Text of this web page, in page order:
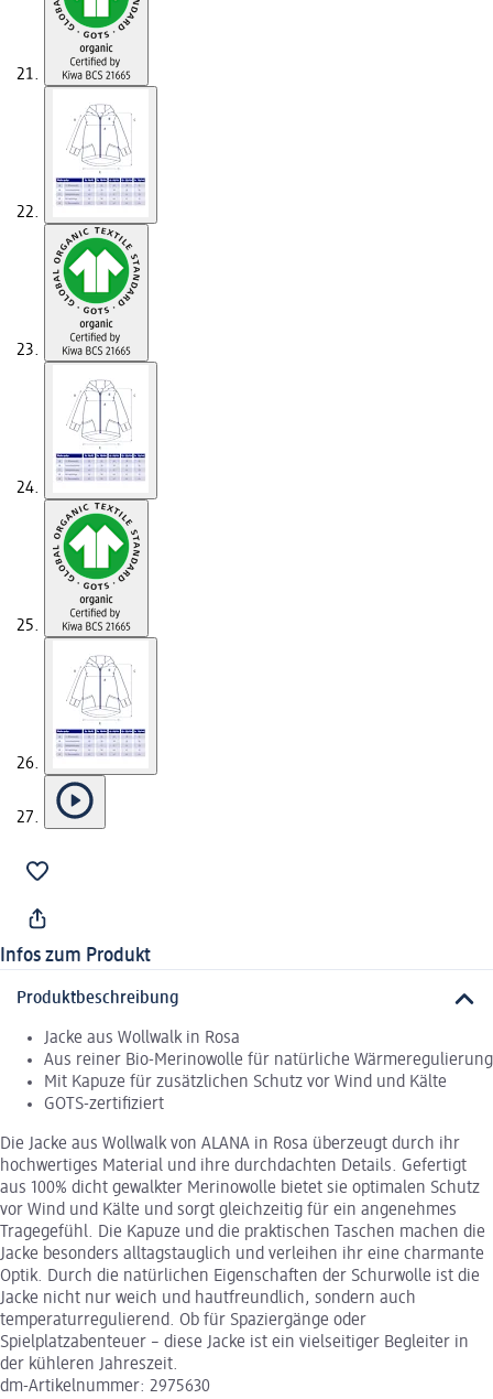
Infos zum Produkt
Produktbeschreibung
Jacke aus Wollwalk in Rosa
Aus reiner Bio-Merinowolle für natürliche Wärmeregulierung
Mit Kapuze für zusätzlichen Schutz vor Wind und Kälte
GOTS-zertifiziert
Die Jacke aus Wollwalk von ALANA in Rosa überzeugt durch ihr
hochwertiges Material und ihre durchdachten Details. Gefertigt
aus 100% dicht gewalkter Merinowolle bietet sie optimalen Schutz
vor Wind und Kälte und sorgt gleichzeitig für ein angenehmes
Tragegefühl. Die Kapuze und die praktischen Taschen machen die
Jacke besonders alltagstauglich und verleihen ihr eine charmante
Optik. Durch die natürlichen Eigenschaften der Schurwolle ist die
Jacke nicht nur weich und hautfreundlich, sondern auch
temperaturregulierend. Ob für Spaziergänge oder
Spielplatzabenteuer – diese Jacke ist ein vielseitiger Begleiter in
der kühleren Jahreszeit.
dm-Artikelnummer: 2975630